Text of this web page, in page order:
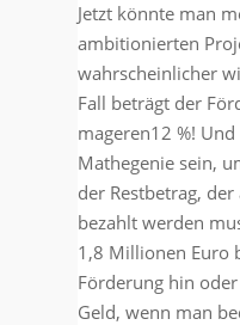
Jetzt könnte man
ambitionierten
wahrscheinlicher
Fall beträgt der
mageren12 %!
Mathegenie sein,
der Restbetrag,
bezahlt werden
1,8 Millionen Euro
Förderung hin
Geld, wenn man